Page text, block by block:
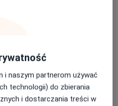
+
stóp
Umów wizytę
i naszym partnerom używać
technologii) do zbierania
i dostarczania treści w